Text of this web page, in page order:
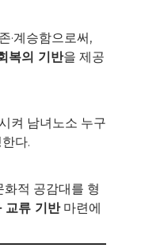
·계승함으로써,
복의 기반을 제공
켜 남녀노소 누구
다.
적 공감대를 형
교류 기반마련에